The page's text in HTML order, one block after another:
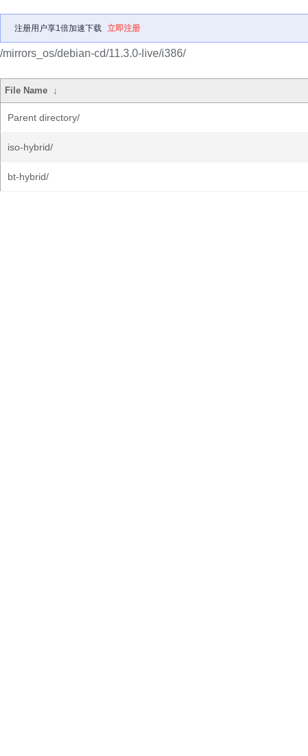
注册用户享1倍加速下载 立即注册
/mirrors_os/debian-cd/11.3.0-live/i386/
File Name ↓
Parent directory/
iso-hybrid/
bt-hybrid/